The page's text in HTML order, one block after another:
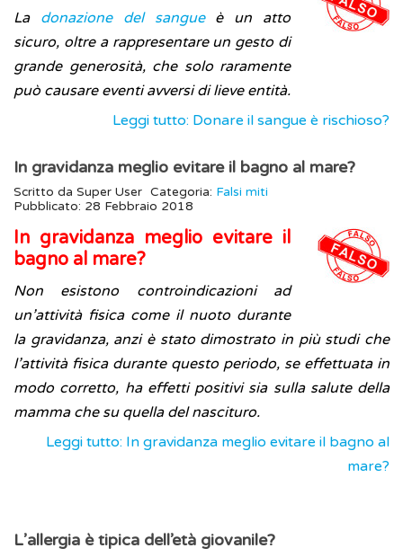
La donazione del sangueè un atto
sicuro, oltre a rappresentare un gesto di
grande generosità, che solo raramente
può causare eventi avversi di lieve entità.
Leggi tutto: Donare il sangue è rischioso?
In gravidanza meglio evitare il bagno al mare?
Scritto da Super User Categoria: Falsi miti
Pubblicato: 28 Febbraio 2018
In gravidanza meglio evitare il
bagno al mare?
Non esistono controindicazioni ad
un’attività fisica come il nuoto durante
la gravidanza, anzi è stato dimostrato in più studi che
l’attività fisica durante questo periodo, se effettuata in
modo corretto, ha effetti positivi sia sulla salute della
mamma che su quella del nascituro.
Leggi tutto: In gravidanza meglio evitare il bagno al
mare?
L’allergia è tipica dell’età giovanile?